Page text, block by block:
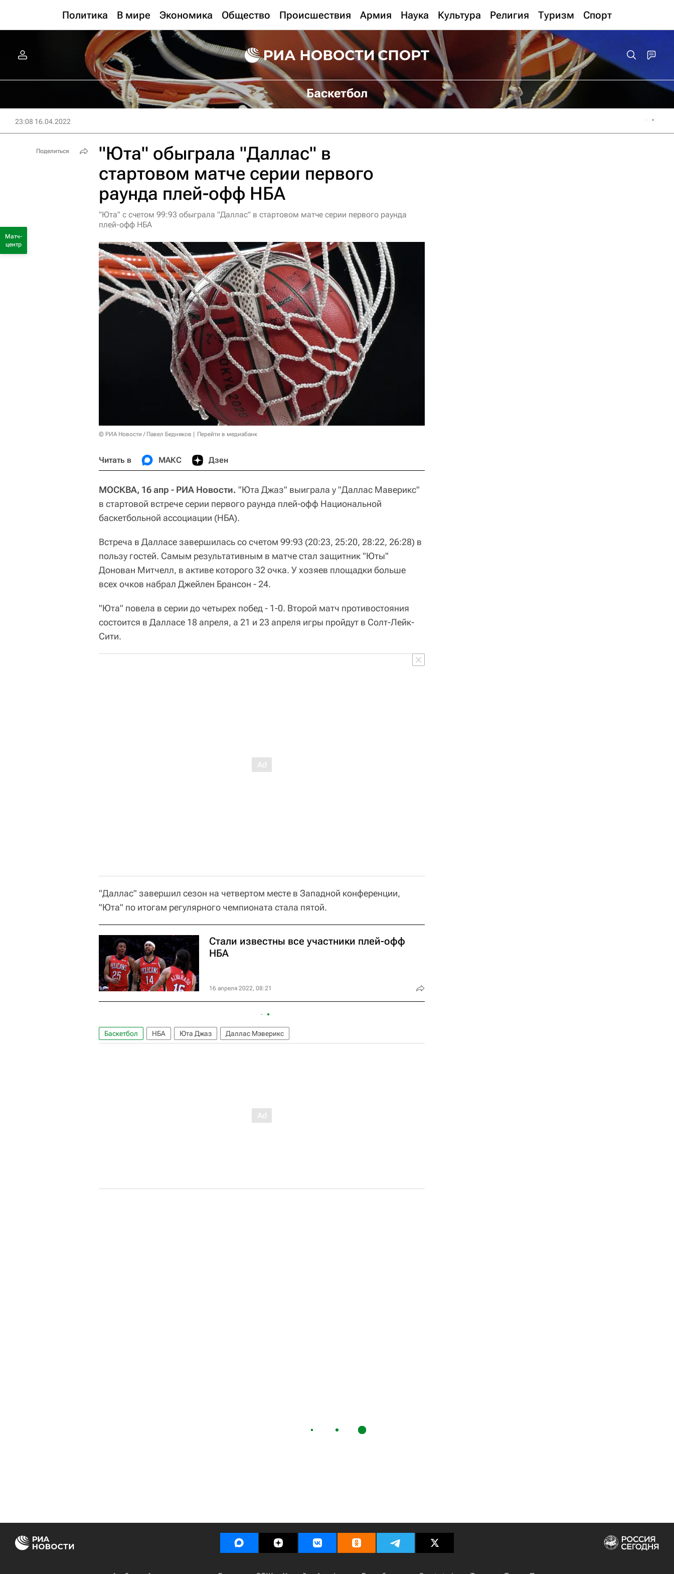
Политика В мире Экономика Общество Происшествия Армия Наука Культура Религия Туризм Спорт
Баскетбол
23:08 16.04.2022
"Юта" обыграла "Даллас" в
стартовом матче серии первого
раунда плей-офф НБА
"Юта" с счетом 99:93 обыграла "Даллас" в стартовом матче серии первого раунда
плей-офф НБА
© РИА Новости / Павел Бедняков Перейти в медиабанк
Читать в МАКС Дзен
МОСКВА, 16 апр - РИА Новости. "Юта Джаз" выиграла у "Даллас Маверикс"
в стартовой встрече серии первого раунда плей-офф Национальной
баскетбольной ассоциации (НБА).
Встреча в Далласе завершилась со счетом 99:93 (20:23, 25:20, 28:22, 26:28) в
пользу гостей. Самым результативным в матче стал защитник "Юты"
Донован Митчелл, в активе которого 32 очка. У хозяев площадки больше
всех очков набрал Джейлен Брансон - 24.
"Юта" повела в серии до четырех побед - 1-0. Второй матч противостояния
состоится в Далласе 18 апреля, а 21 и 23 апреля игры пройдут в Солт-Лейк-
Сити.
"Даллас" завершил сезон на четвертом месте в Западной конференции,
"Юта" по итогам регулярного чемпионата стала пятой.
Стали известны все участники плей-офф
НБА
16 апреля 2022, 08:21
Баскетбол НБА Юта Джаз Даллас Мэверикс
Поделиться
Матч-
центр